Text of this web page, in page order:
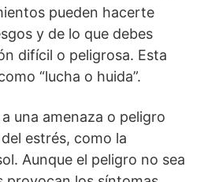
pueden hacerte
y de lo que debes
difícil o peligrosa. Esta
“lucha o huida”.
una amenaza o peligro
estrés, como la
Aunque el peligro no sea